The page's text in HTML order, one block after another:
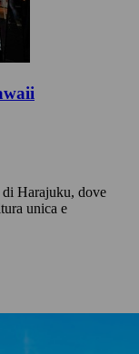
di Harajuku, dove
unica e